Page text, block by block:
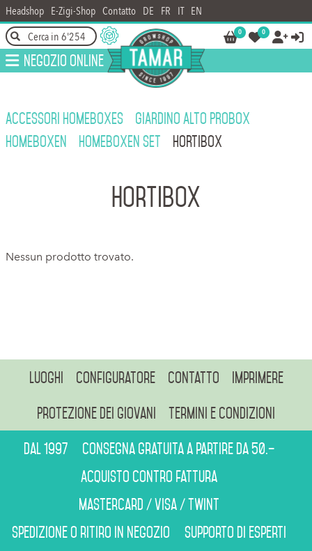
Headshop E-Zigi-Shop Contatto DE FR IT EN
0 0  
Negozio online
ACCESSORI HOMEBOXES
GIARDINO ALTO PROBOX
HOMEBOXEN
HOMEBOXEN SET HORTIBOX
Hortibox
Nessun prodotto trovato.
Luoghi Configuratore Contatto Imprimere
Protezione dei giovani Termini e condizioni
Dal 1997
Consegna gratuita a partire da 50.–
Acquisto contro fattura
Mastercard / Visa / Twint
Spedizione o ritiro in negozio
Supporto di esperti